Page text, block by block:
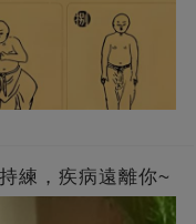
練，疾病遠離你~